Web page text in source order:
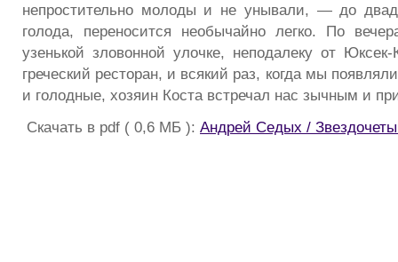
непростительно молоды и не унывали, — до
голода, переносится необычайно легко. По
узенькой зловонной улочке, неподалеку от
греческий ресторан, и всякий раз, когда мы
и голодные, хозяин Коста встречал нас зычным и
Скачать в pdf ( 0,6 МБ ): Андрей Седых /